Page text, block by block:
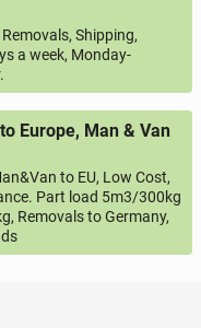
Shipping,
a week, Monday-
Europe, Man & Van
to EU, Low Cost,
Part load 5m3/300kg
Removals to Germany,